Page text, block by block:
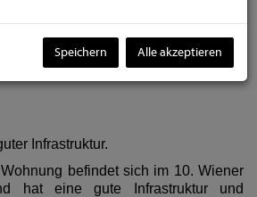
sind Beispielbilder. Die
saniert. - ERSTBEZUG nach
Infrastruktur.
befindet sich im 10. Wiener
hat eine gute Infrastruktur und
Speichern Alle akzeptieren